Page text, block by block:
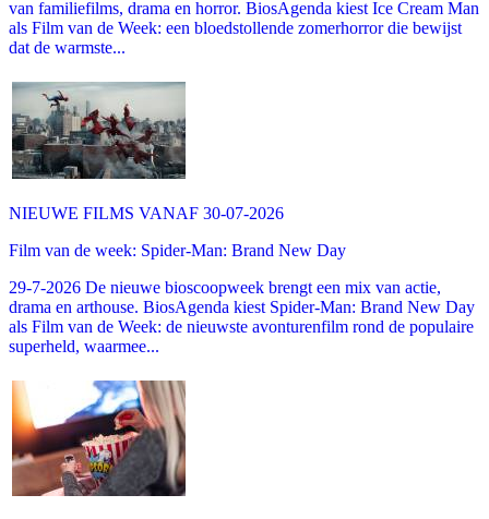
van familiefilms, drama en horror. BiosAgenda kiest Ice Cream Man
als Film van de Week: een bloedstollende zomerhorror die bewijst
dat de warmste...
NIEUWE FILMS VANAF 30-07-2026
Film van de week: Spider-Man: Brand New Day
29-7-2026 De nieuwe bioscoopweek brengt een mix van actie,
drama en arthouse. BiosAgenda kiest Spider-Man: Brand New Day
als Film van de Week: de nieuwste avonturenfilm rond de populaire
superheld, waarmee...